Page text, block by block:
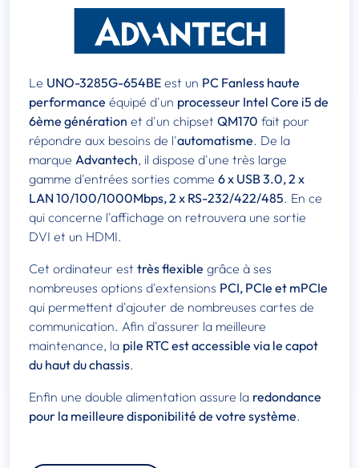
Le UNO-3285G-654BE est un PC Fanless haute
performance équipé d'un processeur Intel Core i5 de
6ème génération et d'un chipset QM170 fait pour
répondre aux besoins de l'automatisme. De la
marque Advantech, il dispose d'une très large
gamme d'entrées sorties comme 6 x USB 3.0, 2 x
LAN 10/100/1000Mbps, 2 x RS-232/422/485. En ce
qui concerne l'affichage on retrouvera une sortie
DVI et un HDMI.
Cet ordinateur est très flexible grâce à ses
nombreuses options d'extensions PCI, PCIe et mPCIe
qui permettent d'ajouter de nombreuses cartes de
communication. Afin d'assurer la meilleure
maintenance, la pile RTC est accessible via le capot
du haut du chassis.
Enfin une double alimentation assure la redondance
pour la meilleure disponibilité de votre système.